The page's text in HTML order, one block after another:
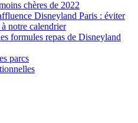
chères de 2022
Disneyland Paris : éviter
notre calendrier
formules repas de Disneyland
parcs